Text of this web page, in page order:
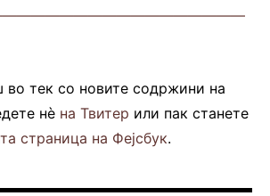
во тек со новите содржини на
нè на Твитер или пак станете
страница на Фејсбук.